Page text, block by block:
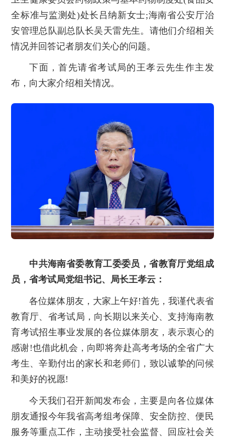
全标准与监测处)处长吕纳新女士;海南省公安厅治
安管理总队副总队长吴天雷先生。请他们介绍相关
情况并回答记者朋友们关心的问题。
下面，首先请省考试局的王孝云先生作主发
布，向大家介绍相关情况。
中共海南省委教育工委委员，省教育厅党组成
员，省考试局党组书记、局长王孝云：
各位媒体朋友，大家上午好!首先，我谨代表省
教育厅、省考试局，向长期以来关心、支持海南教
育考试招生事业发展的各位媒体朋友，表示衷心的
感谢!也借此机会，向即将奔赴高考考场的全省广大
考生、辛勤付出的家长和老师们，致以诚挚的问候
和美好的祝愿!
今天我们召开新闻发布会，主要是向各位媒体
朋友通报今年我省高考组考保障、安全防控、便民
服务等重点工作，主动接受社会监督、回应社会关